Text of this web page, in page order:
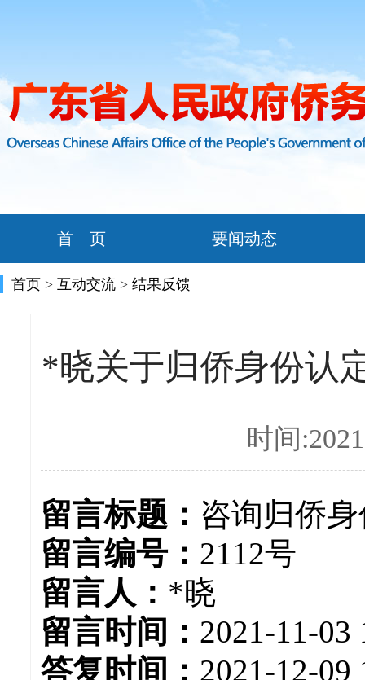
首 页 要闻动态
首页 > 互动交流 > 结果反馈
*晓关于归侨身份认
时间
留言标题： 咨询归侨
留言编号： 2112号
留言人： *晓
留言时间： 2021-11-03
答复时间： 2021-12-09